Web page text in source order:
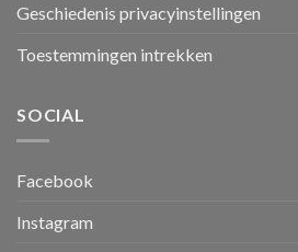
Geschiedenis privacyinstellingen
Toestemmingen intrekken
SOCIAL
Facebook
Instagram